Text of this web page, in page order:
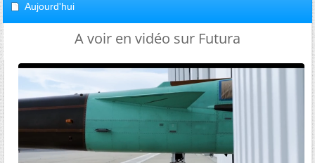
Aujourd'hui
A voir en vidéo sur Futura